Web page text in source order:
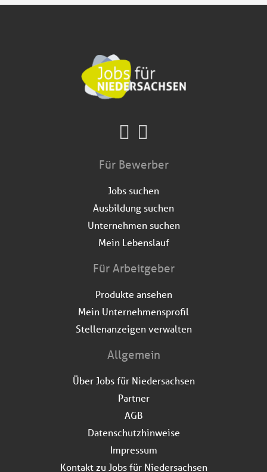
Für Bewerber
Jobs suchen
Ausbildung suchen
Unternehmen suchen
Mein Lebenslauf
Für Arbeitgeber
Produkte ansehen
Mein Unternehmensprofil
Stellenanzeigen verwalten
Allgemein
Über Jobs für Niedersachsen
Partner
AGB
Datenschutzhinweise
Impressum
Kontakt zu Jobs für Niedersachsen